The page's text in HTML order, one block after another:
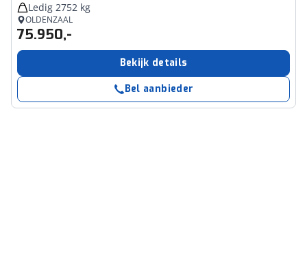
Ledig 2752 kg
OLDENZAAL
75.950,-
Bekijk details
Bel aanbieder